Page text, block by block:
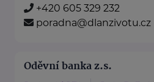
+420 605 329 232
poradna@dlanzivotu.cz
Oděvní banka z.s.